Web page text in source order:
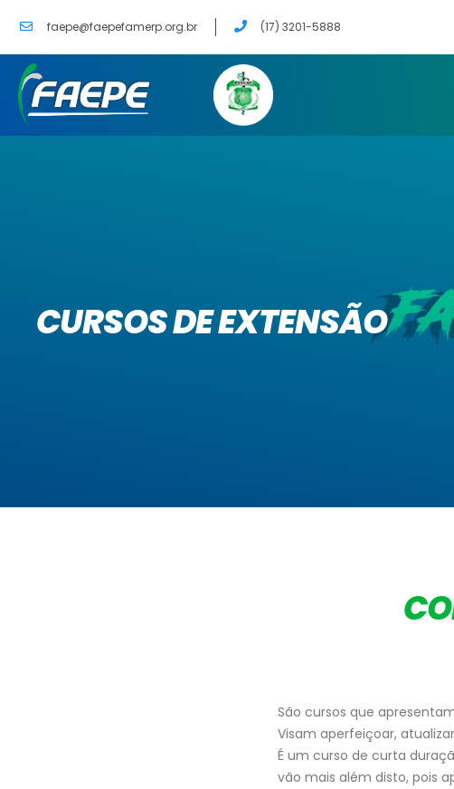
faepe@faepefamerp.org.br (17) 3201-5888
CURSOS DE EXTENSÃO
São cursos que
Visam aperfeiçoar,
É um curso de curta
vão mais além disto, pois